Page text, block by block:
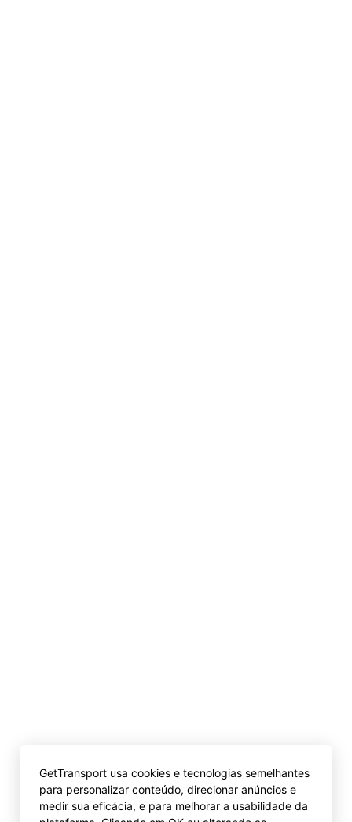
GetTransport usa cookies e tecnologias semelhantes
para personalizar conteúdo, direcionar anúncios e
medir sua eficácia, e para melhorar a usabilidade da